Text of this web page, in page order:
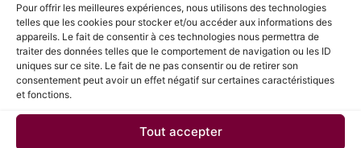
Pour offrir les meilleures expériences, nous utilisons des technologies
telles que les cookies pour stocker et/ou accéder aux informations des
appareils. Le fait de consentir à ces technologies nous permettra de
traiter des données telles que le comportement de navigation ou les ID
uniques sur ce site. Le fait de ne pas consentir ou de retirer son
consentement peut avoir un effet négatif sur certaines caractéristiques
et fonctions.
Tout accepter
En complément, certaines certifications
renforcent l’employabilité. Le certificat d’aptitude
à la conduite en sécurité (CACES) autorise la
conduite d’engins spécifiques. De plus, le certificat
individuel pour l’utilisation de produits
règles environnementales.